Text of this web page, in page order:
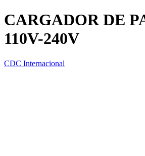
CARGADOR DE
110V-240V
CDC Internacional